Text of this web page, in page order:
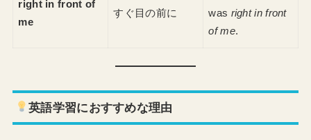
right in front of
me
すぐ目の前に
was right in front
of me.
英語学習におすすめな理由